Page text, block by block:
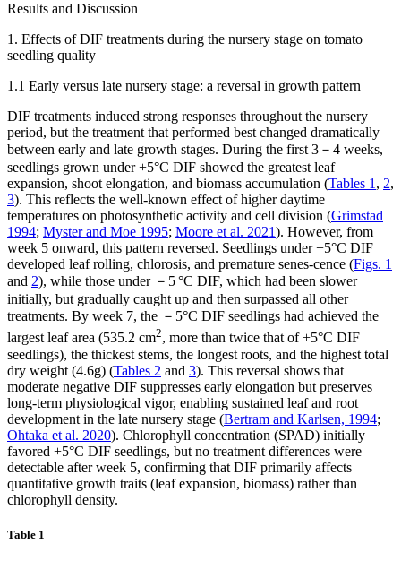
Results and Discussion
1. Effects of DIF treatments during the nursery stage on tomato
seedling quality
1.1 Early versus late nursery stage: a reversal in growth pattern
DIF treatments induced strong responses throughout the nursery
period, but the treatment that performed best changed dramatically
between early and late growth stages. During the first 3－4 weeks,
seedlings grown under +5°C DIF showed the greatest leaf
expansion, shoot elongation, and biomass accumulation (Tables 1 , 2,
3). This reflects the well-known effect of higher daytime
temperatures on photosynthetic activity and cell division (Grimstad
1994; Myster and Moe 1995; Moore et al. 2021). However, from
week 5 onward, this pattern reversed. Seedlings under +5°C DIF
developed leaf rolling, chlorosis, and premature senes-cence (Figs. 1
and 2), while those under －5 °C DIF, which had been slower
initially, but gradually caught up and then surpassed all other
treatments. By week 7, the －5°C DIF seedlings had achieved the
largest leaf area (535.2 cm2, more than twice that of +5°C DIF
seedlings), the thickest stems, the longest roots, and the highest total
dry weight (4.6g) (Tables 2 and 3). This reversal shows that
moderate negative DIF suppresses early elongation but preserves
long-term physiological vigor, enabling sustained leaf and root
development in the late nursery stage (Bertram and Karlsen, 1994;
Ohtaka et al. 2020). Chlorophyll concentration (SPAD) initially
favored +5°C DIF seedlings, but no treatment differences were
detectable after week 5, confirming that DIF primarily affects
quantitative growth traits (leaf expansion, biomass) rather than
chlorophyll density.
Table 1